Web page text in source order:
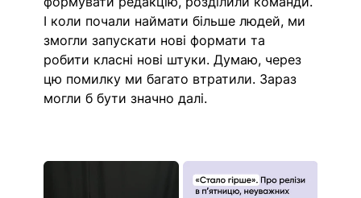
І коли почали наймати більше людей, ми
змогли запускати нові формати та
робити класні нові штуки. Думаю, через
цю помилку ми багато втратили. Зараз
могли б бути значно далі.